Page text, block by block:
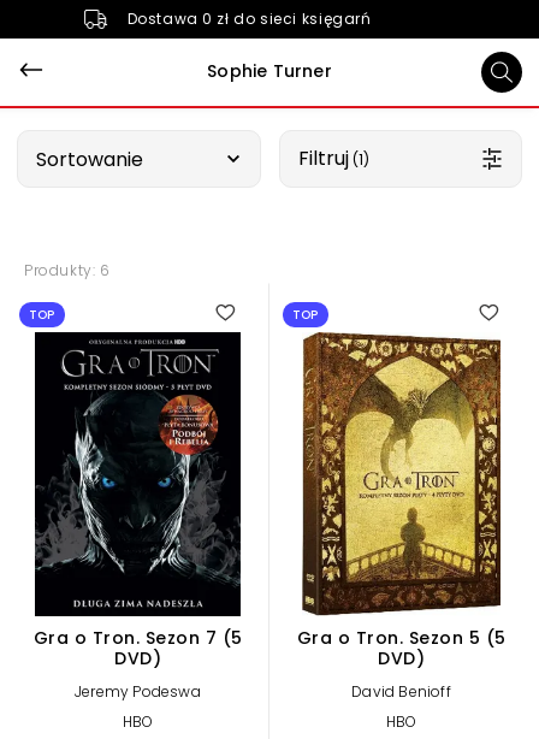
Dostawa 0 zł do sieci księgarń
Sophie Turner
Sortowanie Filtruj (1)
Produkty: 6
TOP
Gra o Tron. Sezon 7 (5
DVD)
Jeremy Podeswa
HBO
TOP
Gra o Tron. Sezon 5 (5
DVD)
David Benioff
HBO